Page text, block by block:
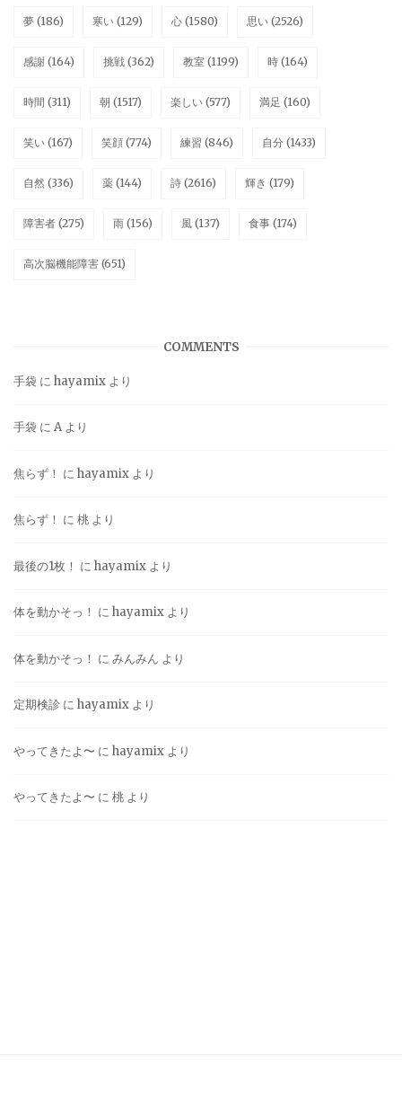
夢 (186) 寒い (129) 心 (1580) 思い (2526)
感謝 (164) 挑戦 (362) 教室 (1199) 時 (164)
時間 (311) 朝 (1517) 楽しい (577) 満足 (160)
笑い (167) 笑顔 (774) 練習 (846) 自分 (1433)
自然 (336) 薬 (144) 詩 (2616) 輝き (179)
障害者 (275) 雨 (156) 風 (137) 食事 (174)
高次脳機能障害 (651)
COMMENTS
手袋 に hayamix より
手袋 に Aより
焦らず！ に hayamix より
焦らず！ に 桃 より
最後の1枚！ に hayamix より
体を動かそっ！ に hayamix より
体を動かそっ！ に みんみん より
定期検診 に hayamix より
やってきたよ〜 に hayamix より
やってきたよ〜 に 桃 より